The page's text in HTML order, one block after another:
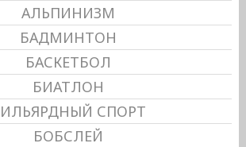
АЛЬПИНИЗМ
БАДМИНТОН
БАСКЕТБОЛ
БИАТЛОН
СПОРТ
БОБСЛЕЙ